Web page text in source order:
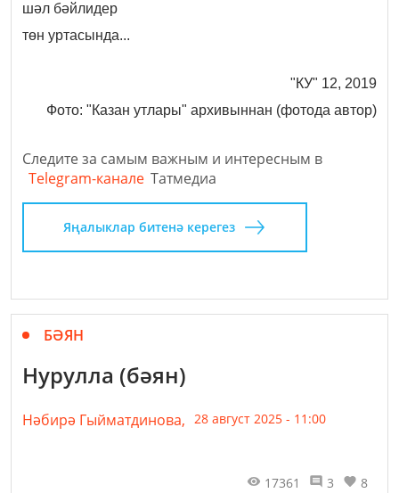
шәл бәйлидер
төн уртасында...
"КУ" 12, 2019
Фото: "Казан утлары" архивыннан (фотода автор)
Следите за самым важным и интересным в
Telegram-канале Татмедиа
Яңалыклар битенә керегез
БӘЯН
Нурулла (бәян)
Нәбирә Гыйматдинова, 28 август 2025 - 11:00
17361 3 8